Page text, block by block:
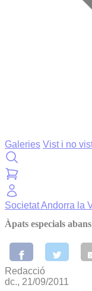
Galeries Vist i no
SocietatAndorra la
Àpats especials
Redacció
dc., 21/09/2011